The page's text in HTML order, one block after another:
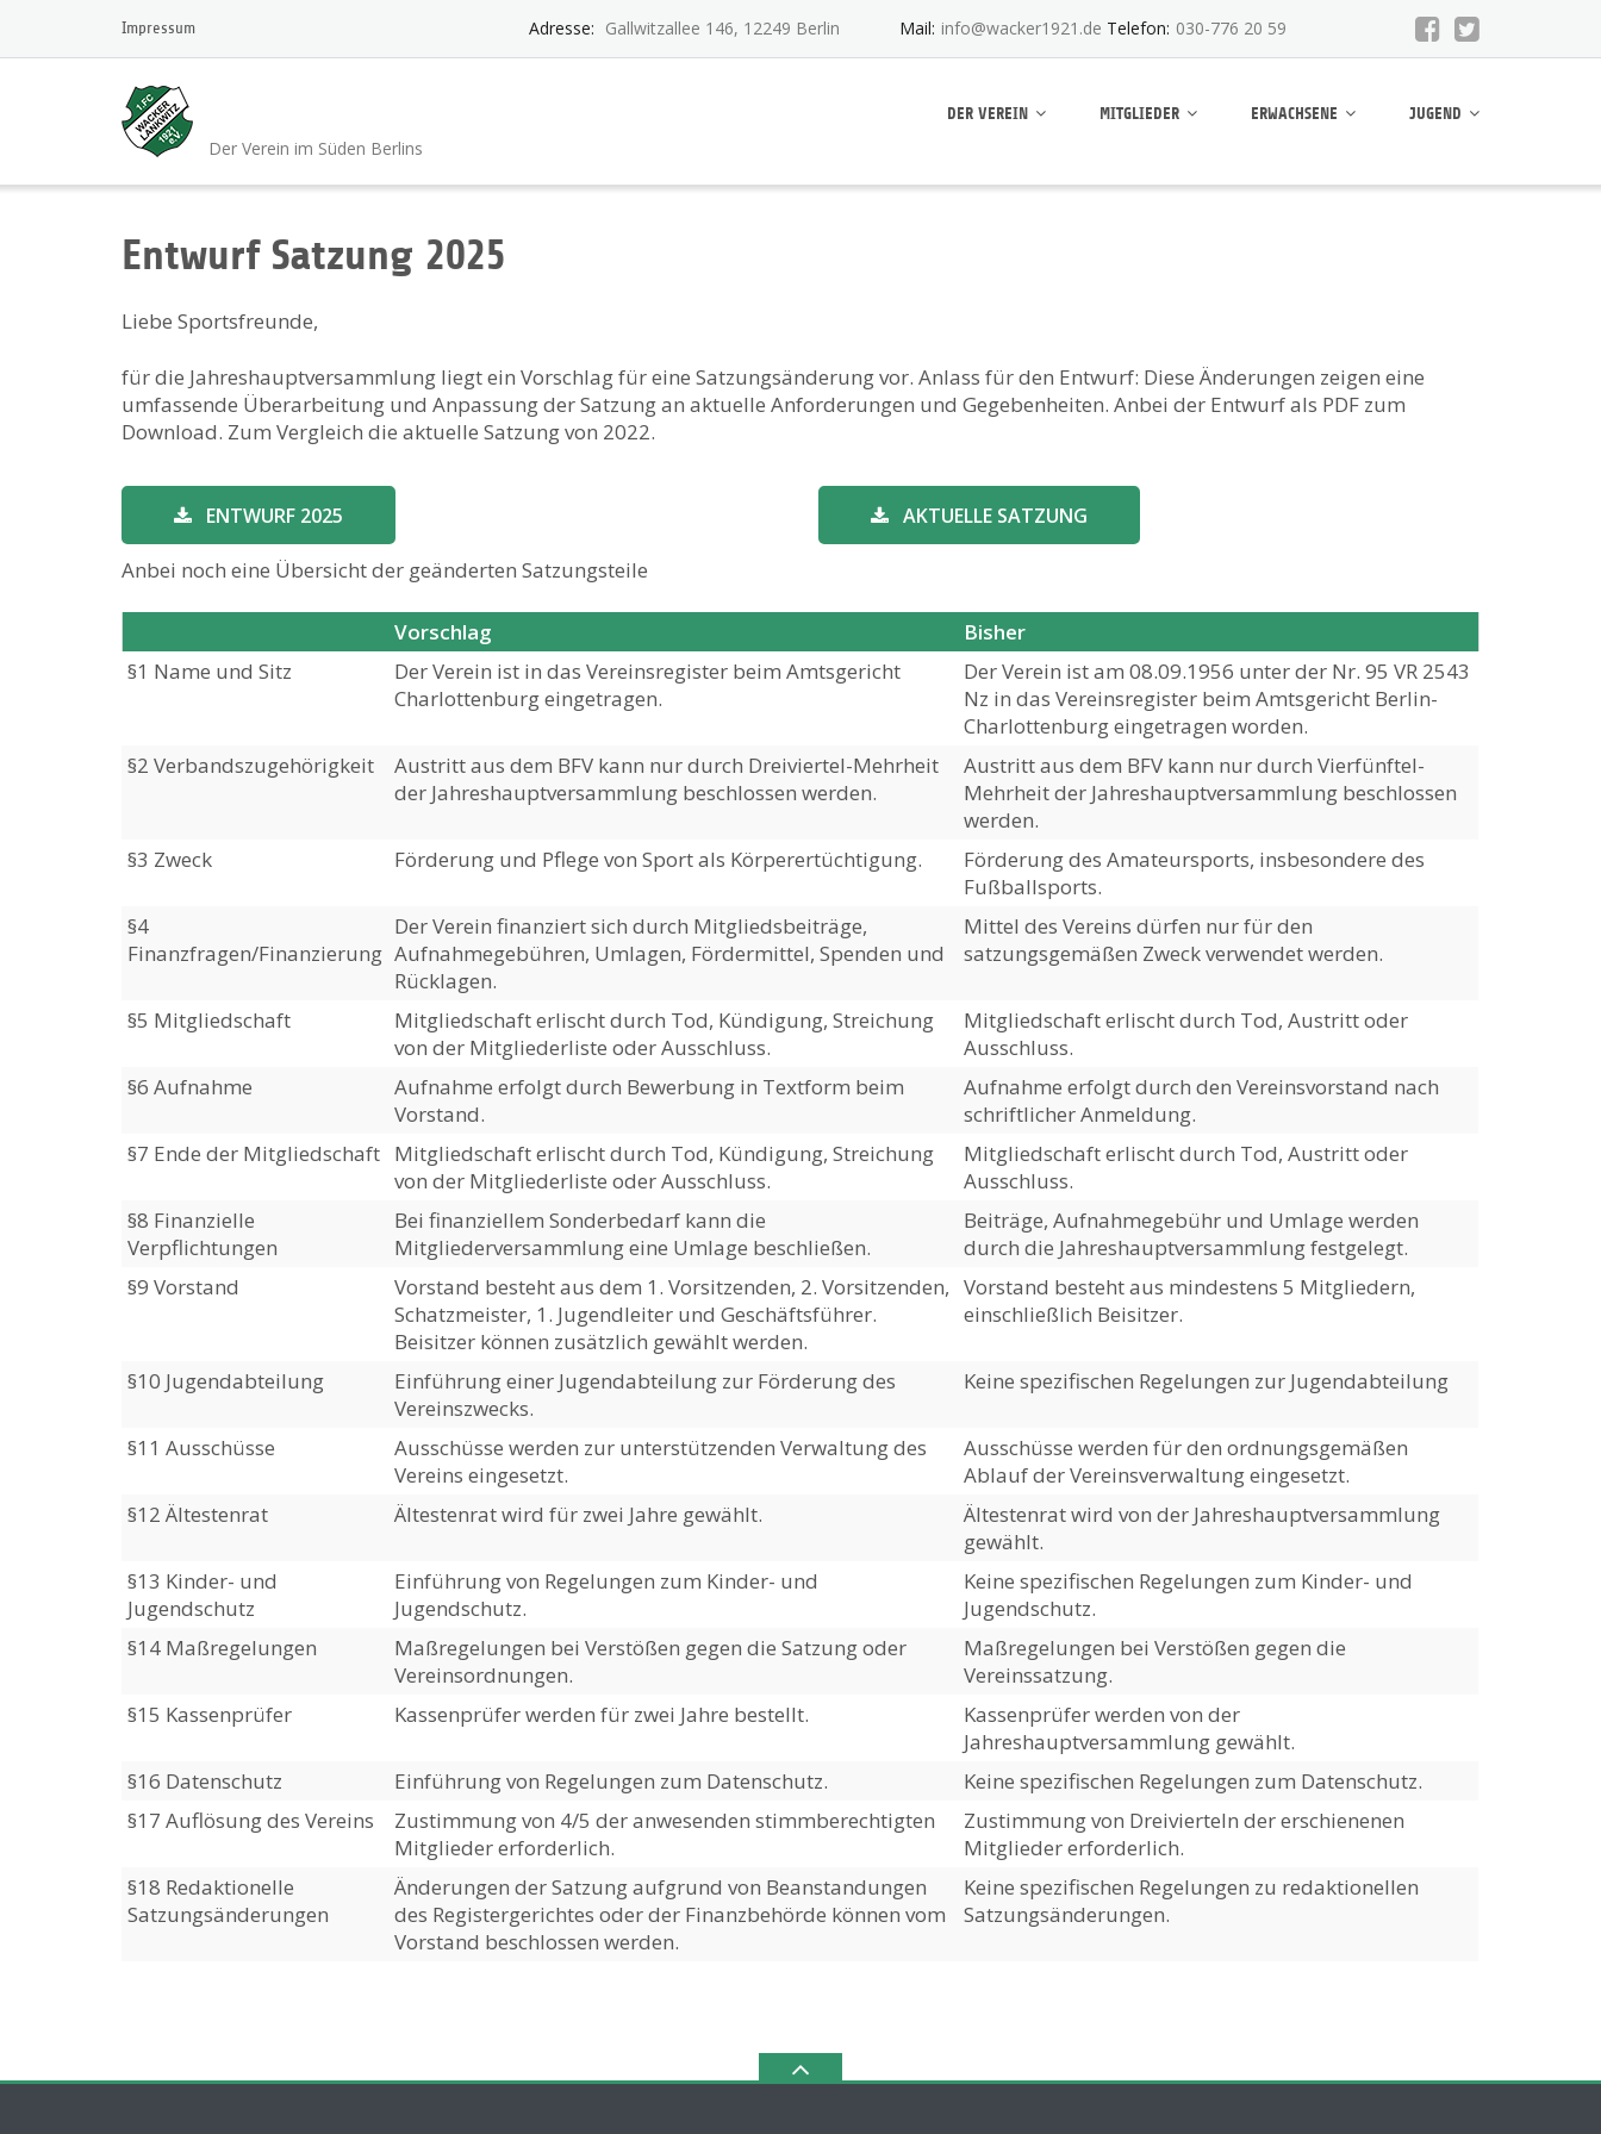
content
Impressum Adresse: Gallwitzallee 146, 12249 Berlin Mail: info@wacker1921.de Telefon: 030-776 20 59
Der Verein im Süden Berlins
DER VEREIN MITGLIEDER ERWACHSENE JUGEND
Entwurf Satzung 2025
Liebe Sportsfreunde,
für die Jahreshauptversammlung liegt ein Vorschlag für eine Satzungsänderung vor. Anlass für den Entwurf: Diese Änderungen zeigen eine
umfassende Überarbeitung und Anpassung der Satzung an aktuelle Anforderungen und Gegebenheiten. Anbei der Entwurf als PDF zum
Download. Zum Vergleich die aktuelle Satzung von 2022.
ENTWURF 2025 AKTUELLE SATZUNG
Anbei noch eine Übersicht der geänderten Satzungsteile
Vorschlag
Bisher
§1 Name und Sitz
Der Verein ist in das Vereinsregister beim Amtsgericht
Charlottenburg eingetragen.
Der Verein ist am 08.09.1956 unter der Nr. 95 VR 2543
Nz in das Vereinsregister beim Amtsgericht Berlin-
Charlottenburg eingetragen worden.
§2 Verbandszugehörigkeit
Austritt aus dem BFV kann nur durch Dreiviertel-Mehrheit
der Jahreshauptversammlung beschlossen werden.
Austritt aus dem BFV kann nur durch Vierfünftel-
Mehrheit der Jahreshauptversammlung beschlossen
werden.
§3 Zweck
Förderung und Pflege von Sport als Körperertüchtigung.
Förderung des Amateursports, insbesondere des
Fußballsports.
§4
Finanzfragen/Finanzierung
Der Verein finanziert sich durch Mitgliedsbeiträge,
Aufnahmegebühren, Umlagen, Fördermittel, Spenden und
Rücklagen.
Mittel des Vereins dürfen nur für den
satzungsgemäßen Zweck verwendet werden.
§5 Mitgliedschaft
Mitgliedschaft erlischt durch Tod, Kündigung, Streichung
von der Mitgliederliste oder Ausschluss.
Mitgliedschaft erlischt durch Tod, Austritt oder
Ausschluss.
§6 Aufnahme
Aufnahme erfolgt durch Bewerbung in Textform beim
Vorstand.
Aufnahme erfolgt durch den Vereinsvorstand nach
schriftlicher Anmeldung.
§7 Ende der Mitgliedschaft Mitgliedschaft erlischt durch Tod, Kündigung, Streichung
von der Mitgliederliste oder Ausschluss.
Mitgliedschaft erlischt durch Tod, Austritt oder
Ausschluss.
§8 Finanzielle
Verpflichtungen
Bei finanziellem Sonderbedarf kann die
Mitgliederversammlung eine Umlage beschließen.
Beiträge, Aufnahmegebühr und Umlage werden
durch die Jahreshauptversammlung festgelegt.
§9 Vorstand
Vorstand besteht aus dem 1. Vorsitzenden, 2. Vorsitzenden,
Schatzmeister, 1. Jugendleiter und Geschäftsführer.
Beisitzer können zusätzlich gewählt werden.
Vorstand besteht aus mindestens 5 Mitgliedern,
einschließlich Beisitzer.
§10 Jugendabteilung
Einführung einer Jugendabteilung zur Förderung des
Vereinszwecks.
Keine spezifischen Regelungen zur Jugendabteilung
§11 Ausschüsse
Ausschüsse werden zur unterstützenden Verwaltung des
Vereins eingesetzt.
Ausschüsse werden für den ordnungsgemäßen
Ablauf der Vereinsverwaltung eingesetzt.
§12 Ältestenrat
Ältestenrat wird für zwei Jahre gewählt.
Ältestenrat wird von der Jahreshauptversammlung
gewählt.
§13 Kinder- und
Jugendschutz
Einführung von Regelungen zum Kinder- und
Jugendschutz.
Keine spezifischen Regelungen zum Kinder- und
Jugendschutz.
§14 Maßregelungen
Maßregelungen bei Verstößen gegen die Satzung oder
Vereinsordnungen.
Maßregelungen bei Verstößen gegen die
Vereinssatzung.
§15 Kassenprüfer
Kassenprüfer werden für zwei Jahre bestellt.
Kassenprüfer werden von der
Jahreshauptversammlung gewählt.
§16 Datenschutz
Einführung von Regelungen zum Datenschutz.
Keine spezifischen Regelungen zum Datenschutz.
§17 Auflösung des Vereins
Zustimmung von 4/5 der anwesenden stimmberechtigten
Mitglieder erforderlich.
Zustimmung von Dreivierteln der erschienenen
Mitglieder erforderlich.
§18 Redaktionelle
Satzungsänderungen
Änderungen der Satzung aufgrund von Beanstandungen
des Registergerichtes oder der Finanzbehörde können vom
Vorstand beschlossen werden.
Keine spezifischen Regelungen zu redaktionellen
Satzungsänderungen.